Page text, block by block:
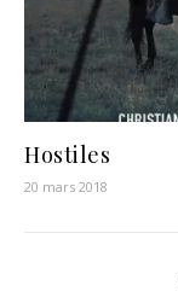
Hostiles
20 mars 2018